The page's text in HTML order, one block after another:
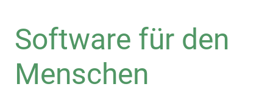
Software für den
Menschen